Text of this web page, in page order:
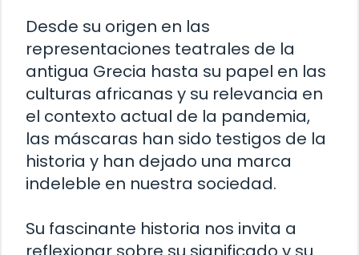
Desde su origen en las
representaciones teatrales de la
antigua Grecia hasta su papel en las
culturas africanas y su relevancia en
el contexto actual de la pandemia,
las máscaras han sido testigos de la
historia y han dejado una marca
indeleble en nuestra sociedad.
Su fascinante historia nos invita a